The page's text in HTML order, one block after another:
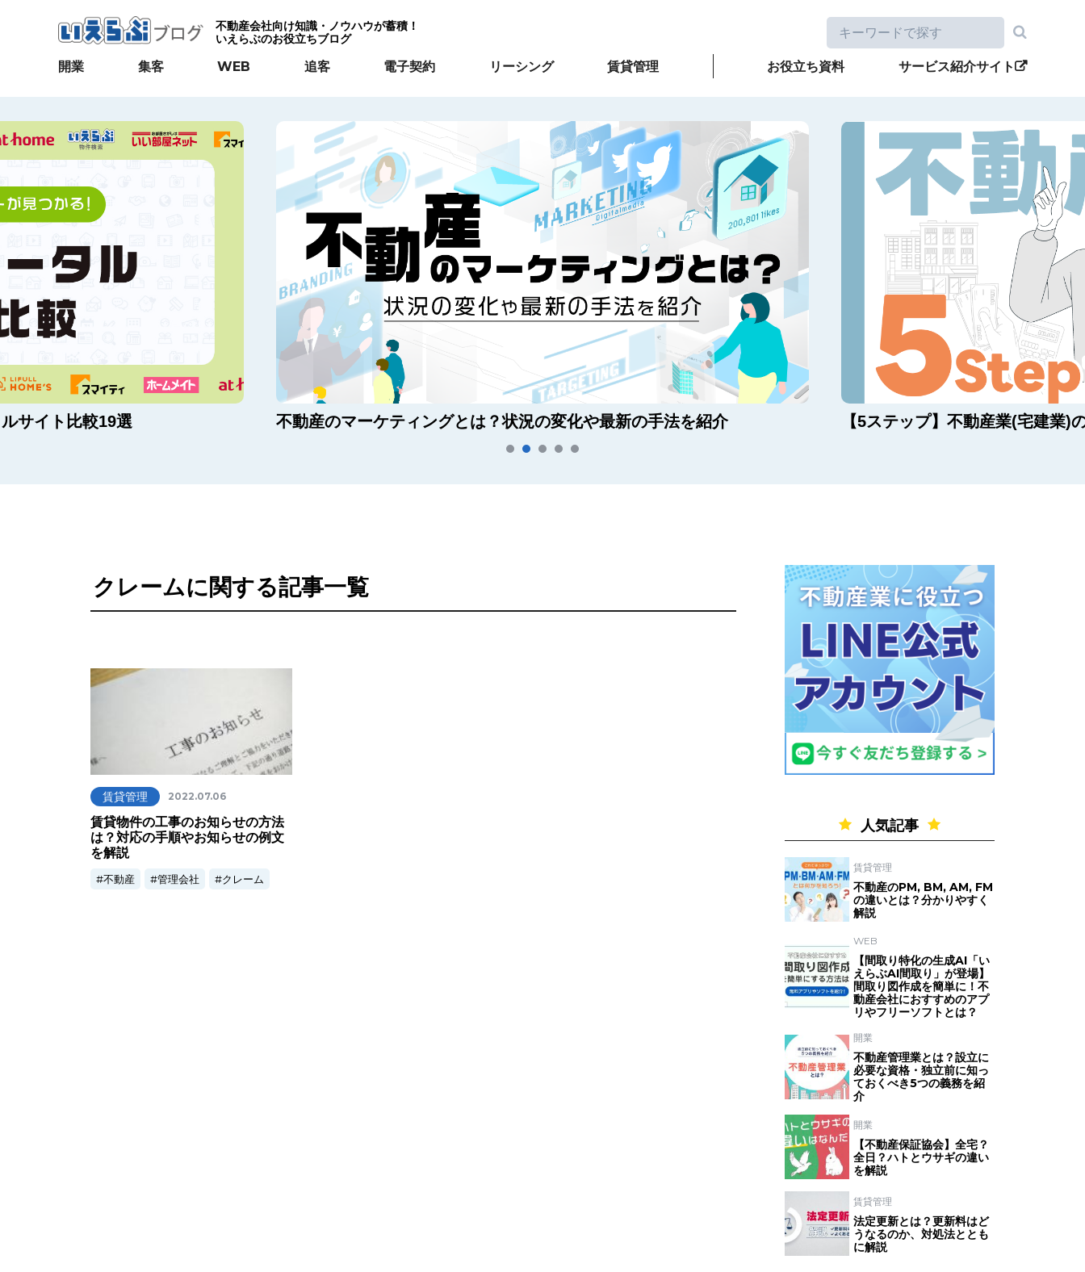
不動産会社向け知識・ノウハウが蓄積！
いえらぶのお役立ちブログ
開業 集客 WEB 追客 電子契約 リーシング 賃貸管理 お役立ち資料 サービス紹介サイト
や最新の手法を紹介 【5ステップ】不動産業(宅建業)の開業・独立までの流れを徹底解説！ 【最新】不動産契約の電子化が
クレームに関する記事一覧
賃貸管理 2022.07.06
賃貸物件の工事のお知らせの方法
は？対応の手順やお知らせの例文
を解説
不動産 管理会社 クレーム
人気記事
賃貸管理
不動産のPM, BM, AM, FM
の違いとは？分かりやすく
解説
WEB
【間取り特化の生成AI「い
えらぶAI間取り」が登場】
間取り図作成を簡単に！不
動産会社におすすめのアプ
リやフリーソフトとは？
開業
不動産管理業とは？設立に
必要な資格・独立前に知っ
ておくべき5つの義務を紹
介
開業
【不動産保証協会】全宅？
全日？ハトとウサギの違い
を解説
賃貸管理
法定更新とは？更新料はど
うなるのか、対処法ととも
に解説